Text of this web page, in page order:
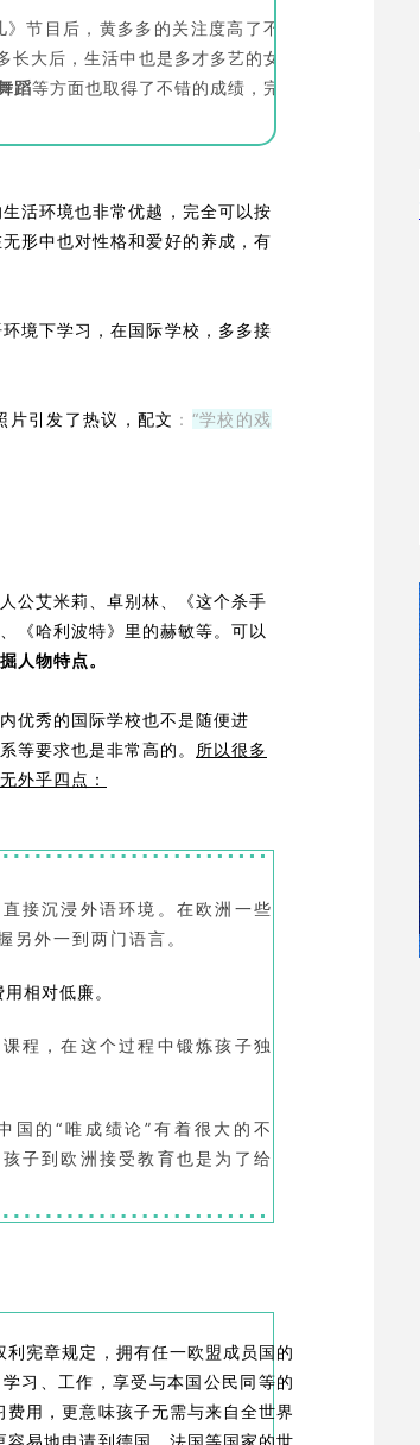
节目后，黄多多的关注度高了不
长大后，生活中也是多才多艺的女
蹈等方面也取得了不错的成绩，完
活环境也非常优越，完全可以按
形中也对性格和爱好的养成，有
境下学习，在国际学校，多多接
片引发了热议，配文 ： “学校的戏
公艾米莉
、卓别林、《这个杀手
、《哈利波特》里的赫敏等。 可以
人物特点。
优秀的国际学校也不是随便进
等要求也是非常高的。 所以很多
外乎四点：
接沉浸外语环境。在欧洲一些
另外一到两门语言。
相对低廉。
程，在这个过程中锻炼孩子独
国的“唯成绩论”有着很大的不
子到欧洲接受教育也是为了给
宪章规定，拥有任一欧盟成员国的
习、工作，享受与本国公民同等的
用，更意味孩子无需与来自全世界